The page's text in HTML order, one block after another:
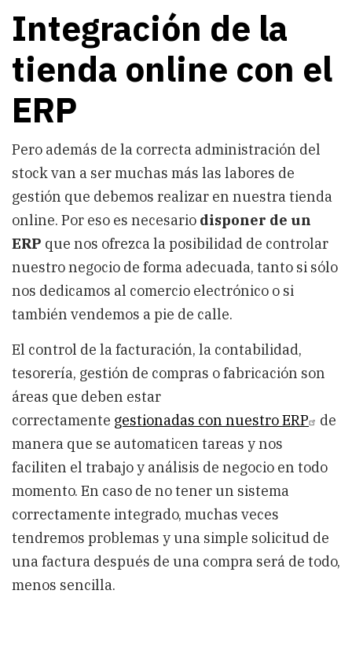
Integración de la
tienda online con el
ERP
Pero además de la correcta administración del
stock van a ser muchas más las labores de
gestión que debemos realizar en nuestra tienda
online. Por eso es necesario disponer de un
ERP que nos ofrezca la posibilidad de controlar
nuestro negocio de forma adecuada, tanto si sólo
nos dedicamos al comercio electrónico o si
también vendemos a pie de calle.
El control de la facturación, la contabilidad,
tesorería, gestión de compras o fabricación son
áreas que deben estar
correctamente gestionadas con nuestro ERP
de
manera que se automaticen tareas y nos
faciliten el trabajo y análisis de negocio en todo
momento. En caso de no tener un sistema
correctamente integrado, muchas veces
tendremos problemas y una simple solicitud de
una factura después de una compra será de todo,
menos sencilla.